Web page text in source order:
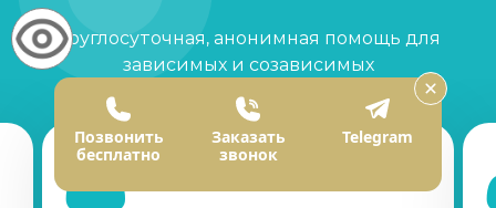
Круглосуточная, анонимная помощь для
зависимых и созависимых
Позвонить
бесплатно
Заказать
звонок
Telegram